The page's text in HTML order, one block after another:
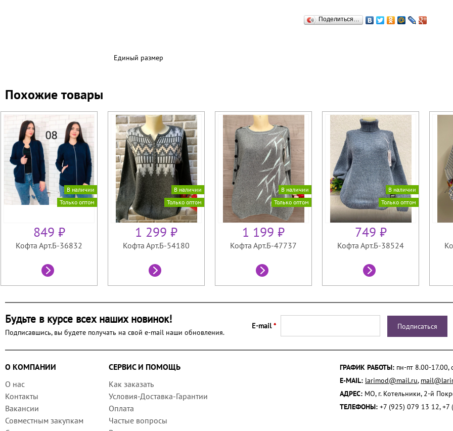
Поделиться…
Единый размер
Похожие товары
В наличии
Только оптом
849 ₽
Кофта Арт.Б-36832
В наличии
Только оптом
1 299 ₽
Кофта Арт.Б-54180
В наличии
Только оптом
1 199 ₽
Кофта Арт.Б-47737
В наличии
Только оптом
749 ₽
Кофта Арт.Б-38524
Будьте в курсе всех наших новинок!
Подписавшись, вы будете получать на свой e-mail наши обновления.
E-mail*
О КОМПАНИИ
СЕРВИС И ПОМОЩЬ
О нас
Контакты
Вакансии
Совместным закупкам
Как заказать
Условия-Доставка-Гарантии
Оплата
Частые вопросы
ГРАФИК РАБОТЫ: пн-пт 8.00-17.00,
E-MAIL: larimod@mail.ru,
АДРЕС: МО, г. Котельники, 2-й
ТЕЛЕФОНЫ: +7 (925) 079 13 12,